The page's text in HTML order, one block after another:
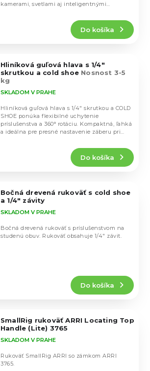
Do košíka
kamerami, svetlami aj inteligentnými
Hliníková guľová hlava s 1/4"
skrutkou a cold shoe Nosnost 3-5
kg
SKLADOM V PRAHE
Do košíka
Hliníková guľová hlava s 1/4" skrutkou a COLD
SHOE ponúka flexibilné uchytenie
príslušenstva a 360° rotáciu. Kompaktná, ľahká
a ideálna pre presné nastavenie záberu pri
Bočná drevená rukoväť s cold shoe
a 1/4" závity
SKLADOM V PRAHE
Do košíka
Bočná drevená rukoväť s príslušenstvom na
studenú obuv. Rukoväť obsahuje 1/4" závit.
SmallRig rukoväť ARRI Locating Top
Handle (Lite) 3765
SKLADOM V PRAHE
Rukoväť SmallRig ARRI so zámkom ARRI
3765.